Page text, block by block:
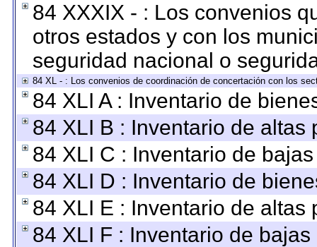
84 XXXIX - : Los convenios
otros estados y con los
seguridad nacional o
84 XL - : Los convenios de coordinación de concertación con los
84 XLI A : Inventario de
84 XLI B : Inventario de
84 XLI C : Inventario de
84 XLI D : Inventario de
84 XLI E : Inventario de
84 XLI F : Inventario de